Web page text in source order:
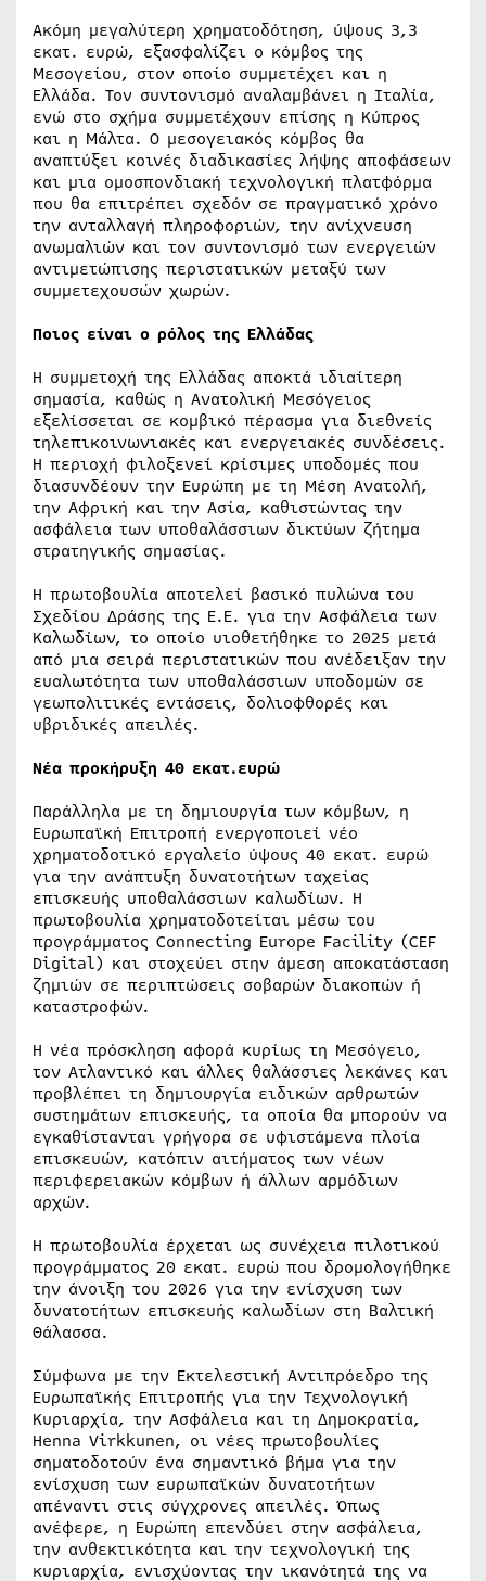
Ακόμη μεγαλύτερη χρηματοδότηση, ύψους 3,3
εκατ. ευρώ, εξασφαλίζει ο κόμβος της
Μεσογείου, στον οποίο συμμετέχει και η
Ελλάδα. Τον συντονισμό αναλαμβάνει η Ιταλία,
ενώ στο σχήμα συμμετέχουν επίσης η Κύπρος
και η Μάλτα. Ο μεσογειακός κόμβος θα
αναπτύξει κοινές διαδικασίες λήψης αποφάσεων
και μια ομοσπονδιακή τεχνολογική πλατφόρμα
που θα επιτρέπει σχεδόν σε πραγματικό χρόνο
την ανταλλαγή πληροφοριών, την ανίχνευση
ανωμαλιών και τον συντονισμό των ενεργειών
αντιμετώπισης περιστατικών μεταξύ των
συμμετεχουσών χωρών.
Ποιος είναι ο ρόλος της Ελλάδας
Η συμμετοχή της Ελλάδας αποκτά ιδιαίτερη
σημασία, καθώς η Ανατολική Μεσόγειος
εξελίσσεται σε κομβικό πέρασμα για διεθνείς
τηλεπικοινωνιακές και ενεργειακές συνδέσεις.
Η περιοχή φιλοξενεί κρίσιμες υποδομές που
διασυνδέουν την Ευρώπη με τη Μέση Ανατολή,
την Αφρική και την Ασία, καθιστώντας την
ασφάλεια των υποθαλάσσιων δικτύων ζήτημα
στρατηγικής σημασίας.
Η πρωτοβουλία αποτελεί βασικό πυλώνα του
Σχεδίου Δράσης της Ε.Ε. για την Ασφάλεια των
Καλωδίων, το οποίο υιοθετήθηκε το 2025 μετά
από μια σειρά περιστατικών που ανέδειξαν την
ευαλωτότητα των υποθαλάσσιων υποδομών σε
γεωπολιτικές εντάσεις, δολιοφθορές και
υβριδικές απειλές.
Νέα προκήρυξη 40 εκατ.ευρώ
Παράλληλα με τη δημιουργία των κόμβων, η
Ευρωπαϊκή Επιτροπή ενεργοποιεί νέο
χρηματοδοτικό εργαλείο ύψους 40 εκατ. ευρώ
για την ανάπτυξη δυνατοτήτων ταχείας
επισκευής υποθαλάσσιων καλωδίων. Η
πρωτοβουλία χρηματοδοτείται μέσω του
προγράμματος Connecting Europe Facility (CEF
Digital) και στοχεύει στην άμεση αποκατάσταση
ζημιών σε περιπτώσεις σοβαρών διακοπών ή
καταστροφών.
Η νέα πρόσκληση αφορά κυρίως τη Μεσόγειο,
τον Ατλαντικό και άλλες θαλάσσιες λεκάνες και
προβλέπει τη δημιουργία ειδικών αρθρωτών
συστημάτων επισκευής, τα οποία θα μπορούν να
εγκαθίστανται γρήγορα σε υφιστάμενα πλοία
επισκευών, κατόπιν αιτήματος των νέων
περιφερειακών κόμβων ή άλλων αρμόδιων
αρχών.
Η πρωτοβουλία έρχεται ως συνέχεια πιλοτικού
προγράμματος 20 εκατ. ευρώ που δρομολογήθηκε
την άνοιξη του 2026 για την ενίσχυση των
δυνατοτήτων επισκευής καλωδίων στη Βαλτική
Θάλασσα.
Σύμφωνα με την Εκτελεστική Αντιπρόεδρο της
Ευρωπαϊκής Επιτροπής για την Τεχνολογική
Κυριαρχία, την Ασφάλεια και τη Δημοκρατία,
Henna Virkkunen, οι νέες πρωτοβουλίες
σηματοδοτούν ένα σημαντικό βήμα για την
ενίσχυση των ευρωπαϊκών δυνατοτήτων
απέναντι στις σύγχρονες απειλές. Όπως
ανέφερε, η Ευρώπη επενδύει στην ασφάλεια,
την ανθεκτικότητα και την τεχνολογική της
κυριαρχία, ενισχύοντας την ικανότητά της να